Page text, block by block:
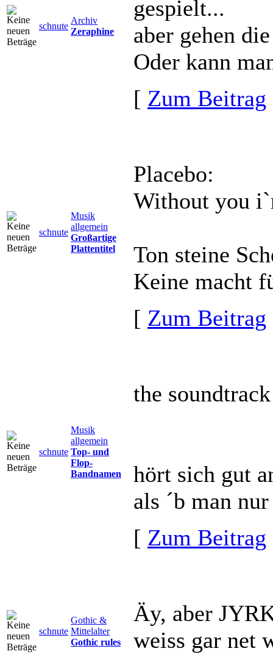
schnute
Archiv
Zeraphine
gespielt...
aber gehen
Oder kann
[ Zum Beitrag
schnute
Musik
allgemein
Großartige
Plattentitel
Placebo:
Without you
Ton steine
Keine macht
[ Zum Beitrag
schnute
Musik
allgemein
Top- und
Flop-
Bandnamen
the
hört sich gut
als ´b man
[ Zum Beitrag
schnute
Gothic &
Mittelalter
Gothic rules
Äy, aber
weiss gar net